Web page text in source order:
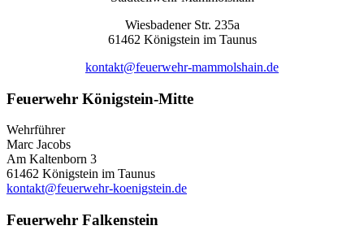
Wiesbadener Str. 235a
61462 Königstein im Taunus
kontakt@feuerwehr-mammolshain.de
Feuerwehr Königstein-Mitte
Wehrführer
Marc Jacobs
Am Kaltenborn 3
61462 Königstein im Taunus
kontakt@feuerwehr-koenigstein.de
Feuerwehr Falkenstein